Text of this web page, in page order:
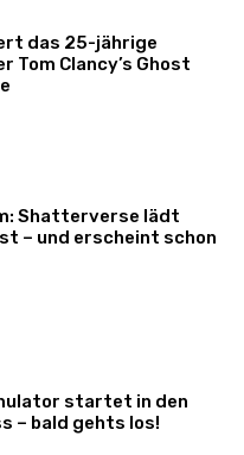
das 25-jährige
Tom Clancy’s Ghost
Shatterverse lädt
– und erscheint schon
startet in den
– bald gehts los!